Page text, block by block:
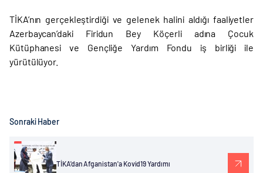
TİKA’nın gerçekleştirdiği ve gelenek halini aldığı faaliyetler
Azerbaycan’daki Firidun Bey Köçerli adına Çocuk
Kütüphanesi ve Gençliğe Yardım Fondu iş birliği ile
yürütülüyor.
Sonraki Haber
TİKA'dan Afganistan'a Kovid19 Yardımı